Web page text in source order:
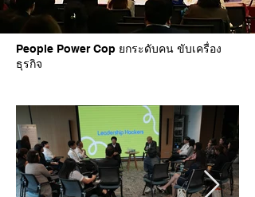
People Power Cop ยกระดับคน ขับเครื่อง
ธุรกิจ